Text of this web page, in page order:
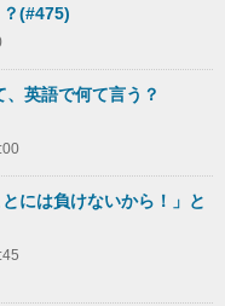
(#475)
、英語で何て言う？
には負けないから！」と